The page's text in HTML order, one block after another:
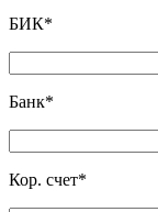
БИК*
Банк*
Кор. счет*